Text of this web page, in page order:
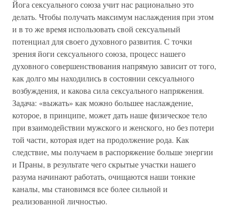
Йога сексуального союза учит нас рационально это
делать. Чтобы получать максимум наслаждения при этом
и в то же время использовать свой сексуальный
потенциал для своего духовного развития. С точки
зрения йоги сексуального союза, процесс нашего
духовного совершенствования напрямую зависит от того,
как долго мы находились в состоянии сексуального
возбуждения, и какова сила сексуального напряжения.
Задача: «выжать» как можно большее наслаждение,
которое, в принципе, может дать наше физическое тело
при взаимодействии мужского и женского, но без потери
той части, которая идет на продолжение рода. Как
следствие, мы получаем в распоряжение больше энергии
и Праны, в результате чего скрытые участки нашего
разума начинают работать, очищаются наши тонкие
каналы, мы становимся все более сильной и
реализованной личностью.